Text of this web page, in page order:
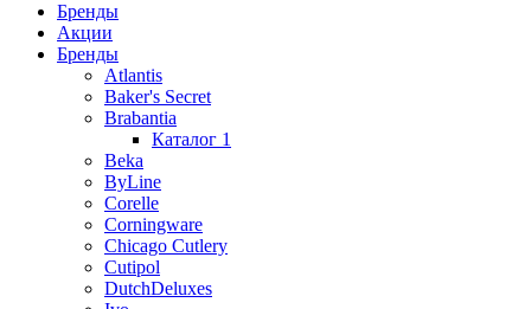
Бренды
Акции
Бренды
Atlantis
Baker's Secret
Brabantia
Каталог 1
Beka
ByLine
Corelle
Corningware
Chicago Cutlery
Cutipol
DutchDeluxes